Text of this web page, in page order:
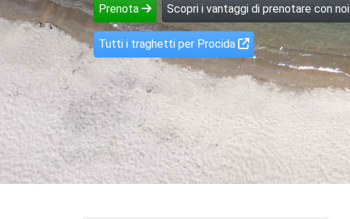
Prenota Scopri i vantaggi di prenotare con noi
Tutti i traghetti per Procida